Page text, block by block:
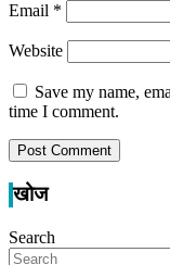
Email *
Website
Save my name,
time I comment.
खोज
Search